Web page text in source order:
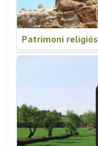
Patrimoni religiós